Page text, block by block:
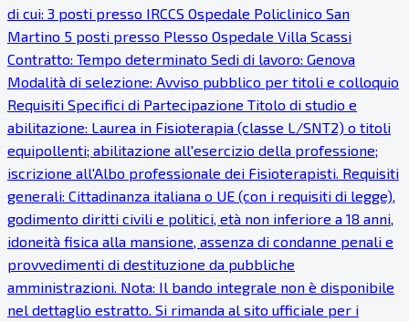
di cui: 3 posti presso IRCCS Ospedale Policlinico San
Martino 5 posti presso Plesso Ospedale Villa Scassi
Contratto: Tempo determinato Sedi di lavoro: Genova
Modalità di selezione: Avviso pubblico per titoli e colloquio
Requisiti Specifici di Partecipazione Titolo di studio e
abilitazione: Laurea in Fisioterapia (classe L/SNT2) o titoli
equipollenti; abilitazione all'esercizio della professione;
iscrizione all'Albo professionale dei Fisioterapisti. Requisiti
generali: Cittadinanza italiana o UE (con i requisiti di legge),
godimento diritti civili e politici, età non inferiore a 18 anni,
idoneità fisica alla mansione, assenza di condanne penali e
provvedimenti di destituzione da pubbliche
amministrazioni. Nota: Il bando integrale non è disponibile
nel dettaglio estratto. Si rimanda al sito ufficiale per i